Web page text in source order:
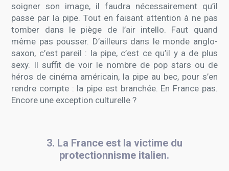
soigner son image, il faudra nécessairement qu’il
passe par la pipe. Tout en faisant attention à ne pas
tomber dans le piège de l’air intello. Faut quand
même pas pousser. D’ailleurs dans le monde anglo-
saxon, c’est pareil : la pipe, c’est ce qu’il y a de plus
sexy. Il suffit de voir le nombre de pop stars ou de
héros de cinéma américain, la pipe au bec, pour s’en
rendre compte : la pipe est branchée. En France pas.
Encore une exception culturelle ?
3. La France est la victime du
protectionnisme italien.